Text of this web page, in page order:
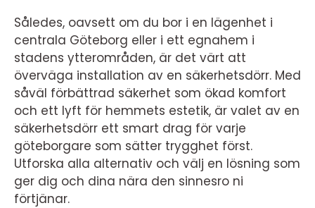
Således, oavsett om du bor i en lägenhet i
centrala Göteborg eller i ett egnahem i
stadens ytterområden, är det värt att
överväga installation av en säkerhetsdörr. Med
såväl förbättrad säkerhet som ökad komfort
och ett lyft för hemmets estetik, är valet av en
säkerhetsdörr ett smart drag för varje
göteborgare som sätter trygghet först.
Utforska alla alternativ och välj en lösning som
ger dig och dina nära den sinnesro ni
förtjänar.